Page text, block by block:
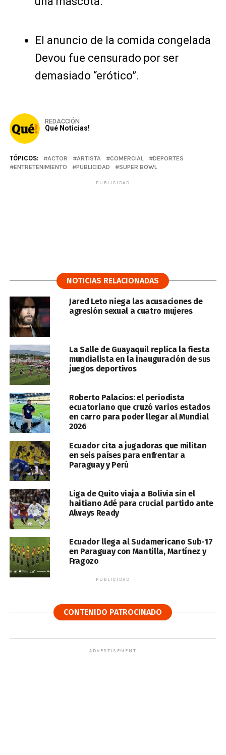
El anuncio de la comida congelada
Devou fue censurado por ser
demasiado “erótico”.
REDACCIÓN
Qué Noticias!
TÓPICOS: ACTOR ARTISTA COMERCIAL
DEPORTES
ENTRETENIMIENTO
PUBLICIDAD SUPER BOWL
PUBLICIDAD
NOTICIAS RELACIONADAS
Jared Leto niega las acusaciones de
agresión sexual a cuatro mujeres
La Salle de Guayaquil replica la fiesta
mundialista en la inauguración de sus
juegos deportivos
Roberto Palacios: el periodista
ecuatoriano que cruzó varios estados
en carro para poder llegar al Mundial
2026
Ecuador cita a jugadoras que militan
en seis países para enfrentar a
Paraguay y Perú
Liga de Quito viaja a Bolivia sin el
haitiano Adé para crucial partido ante
Always Ready
Ecuador llega al Sudamericano Sub-17
en Paraguay con Mantilla, Martínez y
Fragozo
PUBLICIDAD
CONTENIDO PATROCINADO
ADVERTISEMENT